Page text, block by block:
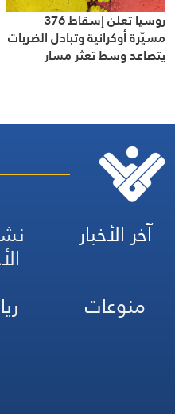
روسيا تعلن إسقاط 376
مسيّرة أوكرانية وتبادل الضربات
يتصاعد وسط تعثر مسار
آخر الأخبار
منوعات